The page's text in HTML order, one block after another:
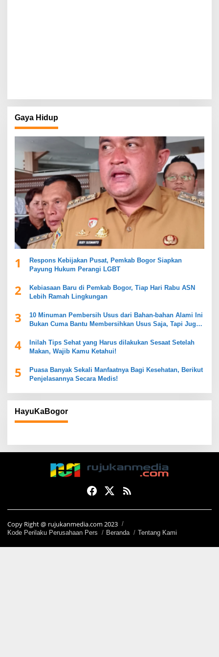
Gaya Hidup
1
Respons Kebijakan Pusat, Pemkab Bogor Siapkan
Payung Hukum Perangi LGBT
2
Kebiasaan Baru di Pemkab Bogor, Tiap Hari Rabu ASN
Lebih Ramah Lingkungan
3
10 Minuman Pembersih Usus dari Bahan-bahan Alami Ini
Bukan Cuma Bantu Membersihkan Usus Saja, Tapi Juga
4
Inilah Tips Sehat yang Harus dilakukan Sesaat Setelah
Makan, Wajib Kamu Ketahui!
5
Puasa Banyak Sekali Manfaatnya Bagi Kesehatan, Berikut
Penjelasannya Secara Medis!
HayuKaBogor
Copy Right @ rujukanmedia.com 2023
Kode Perilaku Perusahaan Pers Beranda Tentang Kami